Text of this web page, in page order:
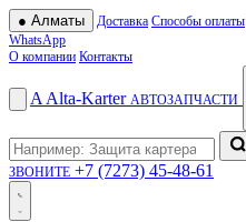
● Алматы Доставка Способы оплаты
WhatsApp
О компании Контакты
A Alta-Karter АВТОЗАПЧАСТИ
ЗВОНИТЕ +7 (7273) 45-48-61